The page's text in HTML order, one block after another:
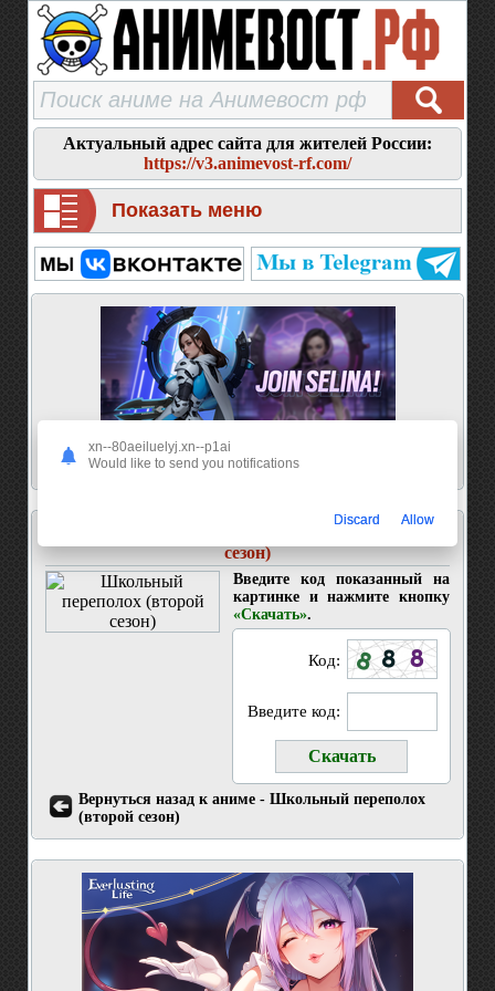
Актуальный адрес сайта для жителей России:
https://v3.animevost-rf.com/
Показать меню
сезон)
Введите код показанный на
картинке и нажмите кнопку
«Скачать».
Код:
Введите код:
Вернуться назад к аниме - Школьный переполох
(второй сезон)
xn--80aeiluelyj.xn--p1ai
Would like to send you notifications
Discard Allow